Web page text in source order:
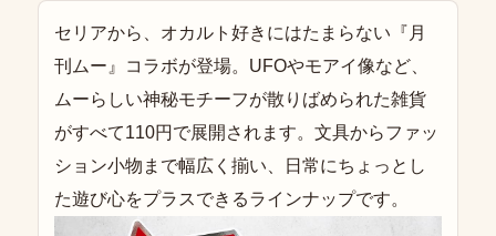
セリアから、オカルト好きにはたまらない『月
刊ムー』コラボが登場。UFOやモアイ像など、
ムーらしい神秘モチーフが散りばめられた雑貨
がすべて110円で展開されます。文具からファッ
ション小物まで幅広く揃い、日常にちょっとし
た遊び心をプラスできるラインナップです。